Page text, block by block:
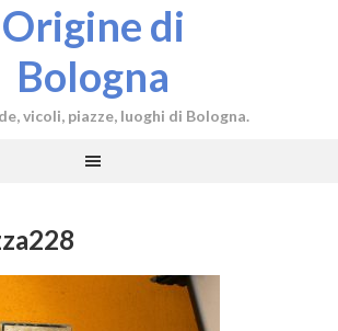
Origine di
Bologna
vicoli, piazze, luoghi di Bologna.